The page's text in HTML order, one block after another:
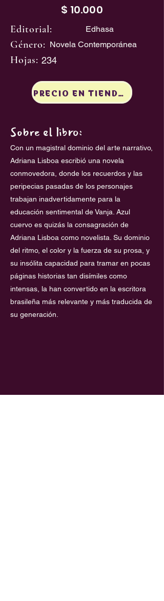
$ 10.000
Editorial: Edhasa
Género: Novela Contemporánea
234
Hojas:
PRECIO EN TIENDAS
Sobre el libro:
Con un magistral dominio del arte narrativo,
Adriana Lisboa escribió una novela
conmovedora, donde los recuerdos y las
peripecias pasadas de los personajes
trabajan inadvertidamente para la
educación sentimental de Vanja. Azul
cuervo es quizás la consagración de
Adriana Lisboa como novelista. Su dominio
del ritmo, el color y la fuerza de su prosa, y
su insólita capacidad para tramar en pocas
páginas historias tan disímiles como
intensas, la han convertido en la escritora
brasileña más relevante y más traducida de
su generación.